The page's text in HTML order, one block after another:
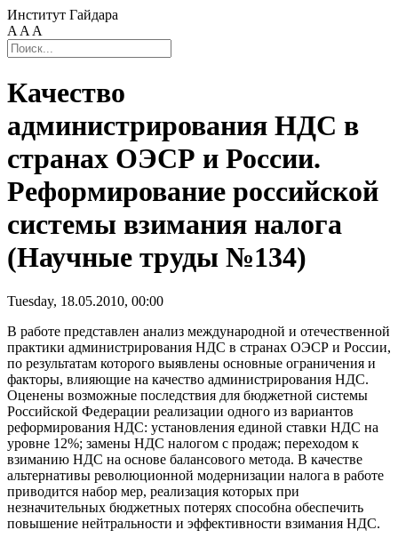
Институт Гайдара
A A A
Качество
администрирования НДС в
странах ОЭСР и России.
Реформирование российской
системы взимания налога
(Научные труды №134)
Tuesday, 18.05.2010, 00:00
В работе представлен анализ международной и отечественной
практики администрирования НДС в странах ОЭСР и России,
по результатам которого выявлены основные ограничения и
факторы, влияющие на качество администрирования НДС.
Оценены возможные последствия для бюджетной системы
Российской Федерации реализации одного из вариантов
реформирования НДС: установления единой ставки НДС на
уровне 12%; замены НДС налогом с продаж; переходом к
взиманию НДС на основе балансового метода. В качестве
альтернативы революционной модернизации налога в работе
приводится набор мер, реализация которых при
незначительных бюджетных потерях способна обеспечить
повышение нейтральности и эффективности взимания НДС.